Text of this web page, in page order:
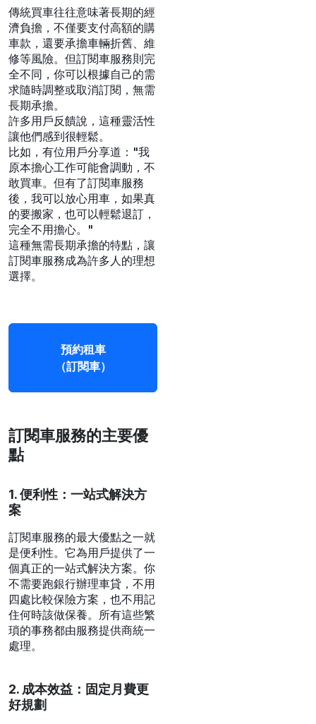
傳統買車往往意味著長期的經
濟負擔，不僅要支付高額的購
車款，還要承擔車輛折舊、維
修等風險。但訂閱車服務則完
全不同，你可以根據自己的需
求隨時調整或取消訂閱，無需
長期承擔。
許多用戶反饋說，這種靈活性
讓他們感到很輕鬆。
比如，有位用戶分享道："我
原本擔心工作可能會調動，不
敢買車。但有了訂閱車服務
後，我可以放心用車，如果真
的要搬家，也可以輕鬆退訂，
完全不用擔心。"
這種無需長期承擔的特點，讓
訂閱車服務成為許多人的理想
選擇。
預約租車
（訂閱車）
訂閱車服務的主要優
點
1. 便利性：一站式解決方
案
訂閱車服務的最大優點之一就
是便利性。它為用戶提供了一
個真正的一站式解決方案。你
不需要跑銀行辦理車貸，不用
四處比較保險方案，也不用記
住何時該做保養。所有這些繁
瑣的事務都由服務提供商統一
處理。
2. 成本效益：固定月費更
好規劃